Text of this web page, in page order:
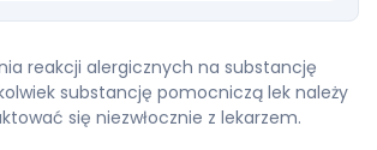
reakcji alergicznych na substancję
substancję pomocniczą lek należy
się niezwłocznie z lekarzem.